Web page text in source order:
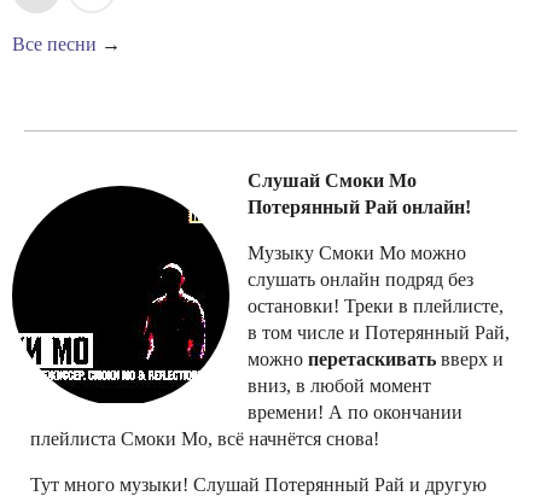
Все песни →
Слушай Смоки Мо
Потерянный Рай онлайн!
Музыку Смоки Мо можно
слушать онлайн подряд без
остановки! Треки в плейлисте,
в том числе и Потерянный Рай,
можно перетаскивать вверх и
вниз, в любой момент
времени! А по окончании
плейлиста Смоки Мо, всё начнётся снова!
Тут много музыки! Слушай Потерянный Рай и другую